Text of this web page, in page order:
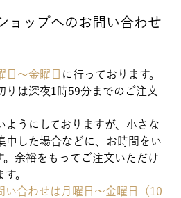
ョップへのお問い合わせ
日～金曜日 に行っております。
りは深夜1時59分までのご注文
ようにしておりますが、小さな
中した場合などに、お時間をい
。余裕をもってご注文いただけ
。
い合わせは月曜日～金曜日（10